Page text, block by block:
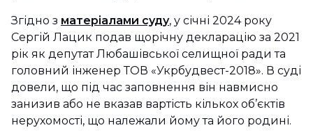
Згідно з матеріалами суду, у січні 2024 року
Сергій Лацик подав щорічну декларацію за 2021
рік як депутат Любашівської селищної ради та
головний інженер ТОВ «Укрбудвест-2018». В суді
довели, що під час заповнення він навмисно
занизив або не вказав вартість кількох об’єктів
нерухомості, що належали йому та його родині.